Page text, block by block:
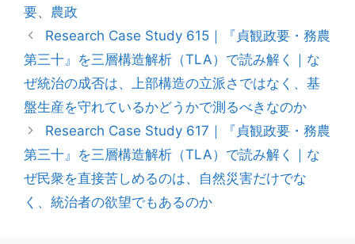
ー
要、 農政
Research Case Study 615｜『貞観政要・務農
第三十』を三層構造解析（TLA）で読み解く｜な
ぜ統治の成否は、上部構造の立派さではなく、基
盤生産を守れているかどうかで測るべきなのか
Research Case Study 617｜『貞観政要・務農
第三十』を三層構造解析（TLA）で読み解く｜な
ぜ民衆を直接苦しめるのは、自然災害だけでな
く、統治者の欲望でもあるのか